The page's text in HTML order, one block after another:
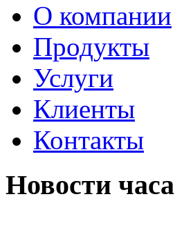
О компании
Продукты
Услуги
Клиенты
Контакты
Новости часа